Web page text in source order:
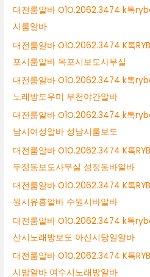
대전룸알바 O1O.2062.3474 k톡
시룸알바
대전룸알바 O1O.2062.3474 K톡
포시룸알바 목포시보도사무실
대전룸알바 O1O.2062.3474 k톡
노래방도우미 부천야간알바
대전룸알바 O1O.2062.3474 k톡
남시여성알바 성남시룸보도
대전룸알바 O1O.2062.3474 K톡
두정동보도사무실 성정동바알바
대전룸알바 O1O.2062.3474 K톡
원시유흥알바 수원시바알바
대전룸알바 O1O.2062.3474 k톡
산시노래방보도 아산시당일알바
대전룸알바 O1O.2062.3474 K톡
시밤알바 여수시노래방알바